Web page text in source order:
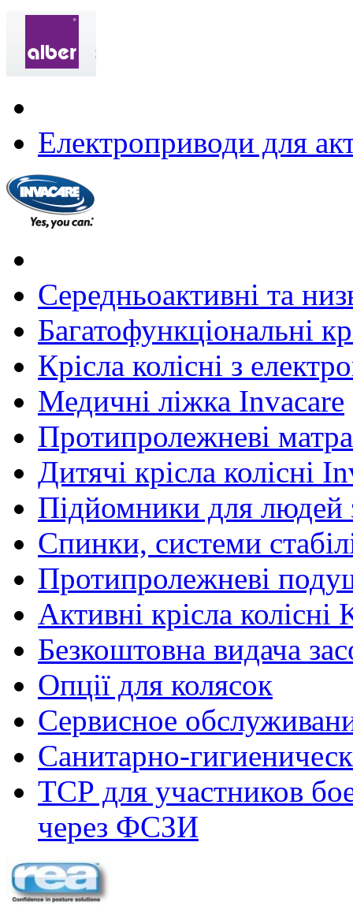
Електроприводи для
Середньоактивні та
Багатофункціональні
Крісла колісні з
Медичні ліжка Invacare
Протипролежневі
Дитячі крісла колісні
Підйомники для людей
Спинки, системи
Протипролежневі
Активні крісла колісні
Безкоштовна видача
Опції для колясок
Сервисное
Санитарно-
ТСР для участников
через ФСЗИ